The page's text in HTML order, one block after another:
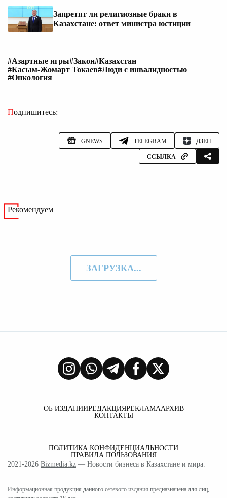
Запретят ли религиозные браки в
Казахстане: ответ министра юстиции
#Азартные игры#Закон#Казахстан
#Касым-Жомарт Токаев#Люди с инвалидностью
#Онкология
Подпишитесь:
GNEWS TELEGRAM ДЗЕН
ССЫЛКА
Рекомендуем
ЗАГРУЗКА...
ОБ ИЗДАНИИРЕДАКЦИЯРЕКЛАМААРХИВ
КОНТАКТЫ
ПОЛИТИКА КОНФИДЕНЦИАЛЬНОСТИ
ПРАВИЛА ПОЛЬЗОВАНИЯ
2021-2026 Bizmedia.kz — Новости бизнеса в Казахстане и мира.
Информационная продукция данного сетевого издания предназначена для лиц,